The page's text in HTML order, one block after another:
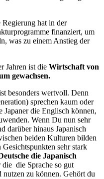
Regierung hat in der
finanziert, um
was zu einem Anstieg der
Jahren ist die Wirtschaft von
gewachsen.
besonders wertvoll. Denn
sprechen kaum oder
die Englisch können,
Wenn Du nun sehr
darüber hinaus Japanisch
beiden Kulturen bilden
sehr stark
die Japanisch
die Sprache so gut
nutzen zu können. Gehört du